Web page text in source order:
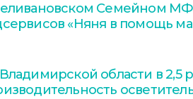
Семейном
«Няня в помощь
области в 2,5